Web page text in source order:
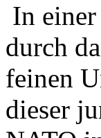
In
durch
feinen
dieser